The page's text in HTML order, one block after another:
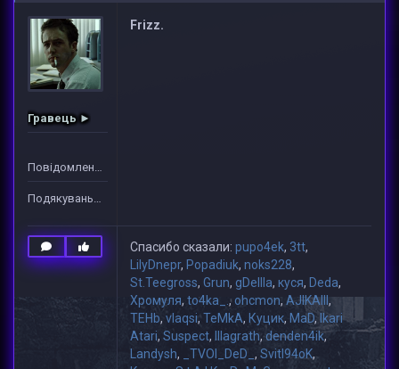
Гравець ►
Повідомлень: 1
Подякувань: 32
Frizz.
Спасибо сказали: pupo4ek, 3tt,
LilyDnepr, Popadiuk, noks228,
St.Teegross, Grun, gDeIIIa, куся, Deda,
Хромуля,to4ka_., ohcmon, AJIKAIII ,
TEHb, vlaqsi, TeMkA, Куцик, MaD, Ikari
Atari, Suspect, lllagrath,denden4ik,
Landysh, _TVOI_DeD_ , Svitl94oK,